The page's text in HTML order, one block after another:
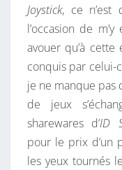
Joystick, ce n’est
l’occasion de
avouer qu’à
conquis par celui-
je ne manque pas
de jeux
sharewares d’ID
pour le prix d’un
les yeux tournés